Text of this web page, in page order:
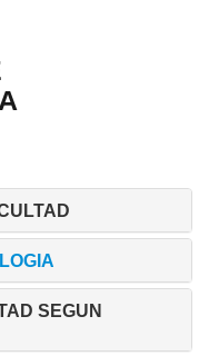
SEGUN